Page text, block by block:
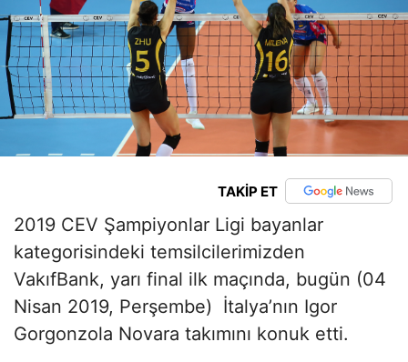
TAKİP ET
2019 CEV Şampiyonlar Ligi bayanlar
kategorisindeki temsilcilerimizden
VakıfBank, yarı final ilk maçında, bugün (04
Nisan 2019, Perşembe) İtalya’nın Igor
Gorgonzola Novara takımını konuk etti.